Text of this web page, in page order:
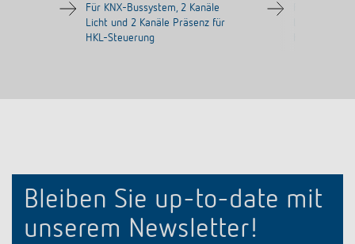
Für KNX-Bussystem, 2 Kanäle
Licht und 2 Kanäle Präsenz für
HKL-Steuerung
Bleiben Sie up-to-date mit
unserem Newsletter!